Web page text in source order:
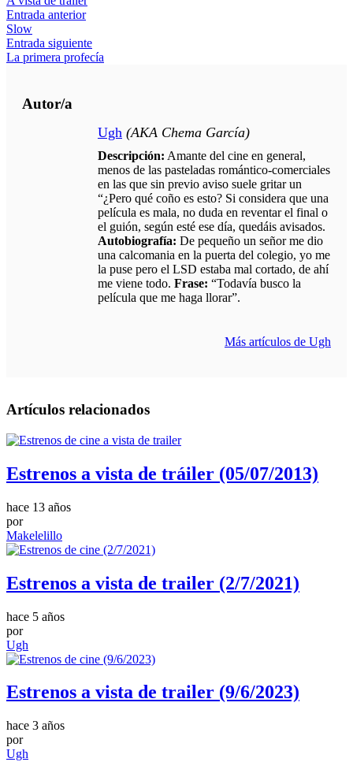
Entrada anterior
Slow
Entrada siguiente
La primera profecía
Autor/a
Ugh (AKA Chema García)
Descripción: Amante del cine en general,
menos de las pasteladas romántico-comerciales
en las que sin previo aviso suele gritar un
“¿Pero qué coño es esto? Si considera que una
película es mala, no duda en reventar el final o
el guión, según esté ese día, quedáis avisados.
Autobiografía: De pequeño un señor me dio
una calcomania en la puerta del colegio, yo me
la puse pero el LSD estaba mal cortado, de ahí
me viene todo. Frase: “Todavía busco la
película que me haga llorar”.
Más artículos de Ugh
Artículos relacionados
Estrenos a vista de tráiler (05/07/2013)
hace 13 años
por
Makelelillo
Estrenos a vista de trailer (2/7/2021)
hace 5 años
por
Ugh
Estrenos a vista de trailer (9/6/2023)
hace 3 años
por
Ugh